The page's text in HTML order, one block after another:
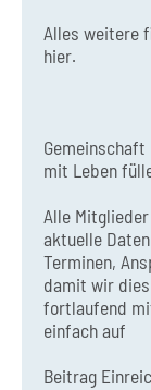
Alles weitere
hier.
Gemeinschaft
mit Leben
Alle
aktuelle
Terminen,
damit wir
fortlaufend
einfach auf
Beitrag